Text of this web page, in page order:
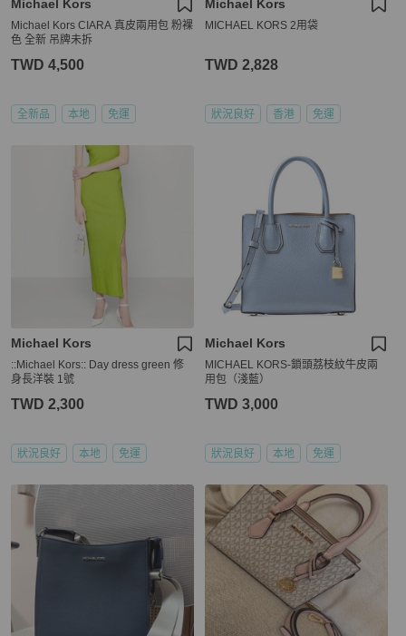
Michael Kors
Michael Kors CIARA 真皮兩用包 粉裸
色 全新 吊牌未拆
TWD 4,500
全新品 本地 免運
Michael Kors
MICHAEL KORS 2用袋
TWD 2,828
狀況良好 香港 免運
Michael Kors
::Michael Kors:: Day dress green 修
身長洋裝 1號
TWD 2,300
狀況良好 本地 免運
Michael Kors
MICHAEL KORS-鎖頭荔枝紋牛皮兩
用包（淺藍）
TWD 3,000
狀況良好 本地 免運